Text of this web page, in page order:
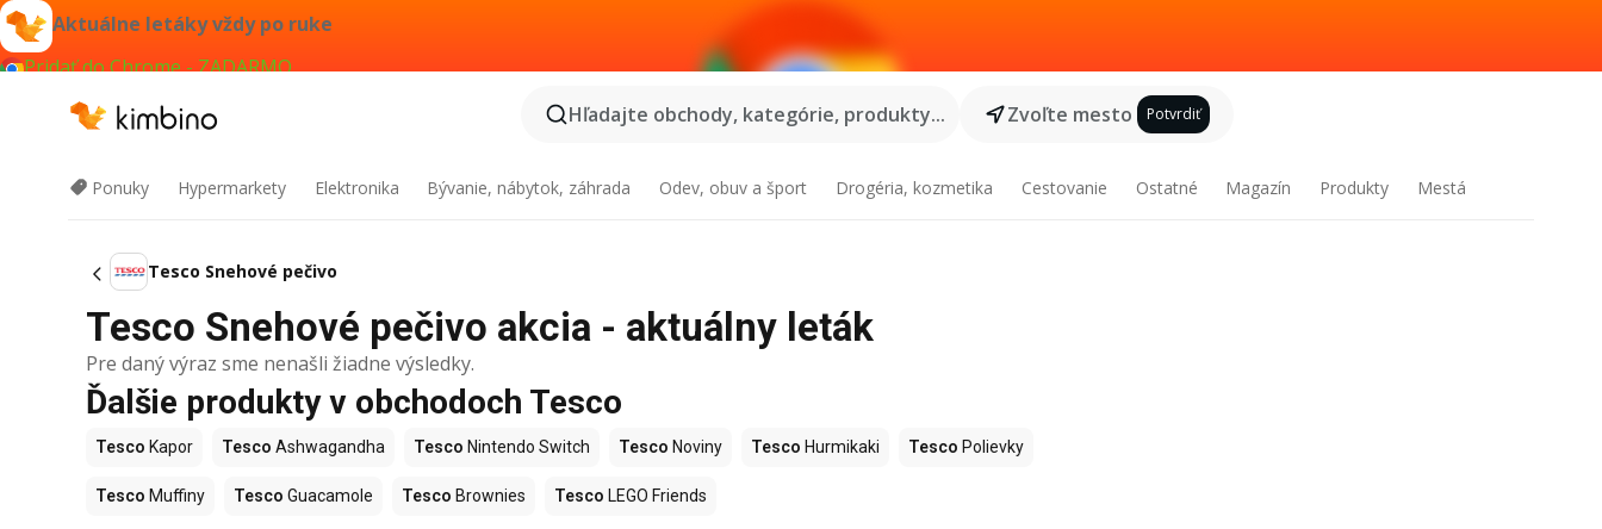
Aktuálne letáky vždy po ruke
Pridať do Chrome - ZADARMO
Hľadajte obchody, kategórie, produkty...
Zvoľte mesto Potvrdiť
Ponuky Hypermarkety Elektronika Bývanie, nábytok, záhrada Odev, obuv a šport Drogéria, kozmetika Cestovanie Ostatné Magazín Produkty Mestá
Tesco Snehové pečivo
Tesco Snehové pečivo akcia - aktuálny leták
Pre daný výraz sme nenašli žiadne výsledky.
Ďalšie produkty v obchodoch Tesco
Tesco Kapor Tesco Ashwagandha Tesco Nintendo Switch Tesco Noviny Tesco Hurmikaki Tesco Polievky
Tesco Muffiny Tesco Guacamole Tesco Brownies Tesco LEGO Friends